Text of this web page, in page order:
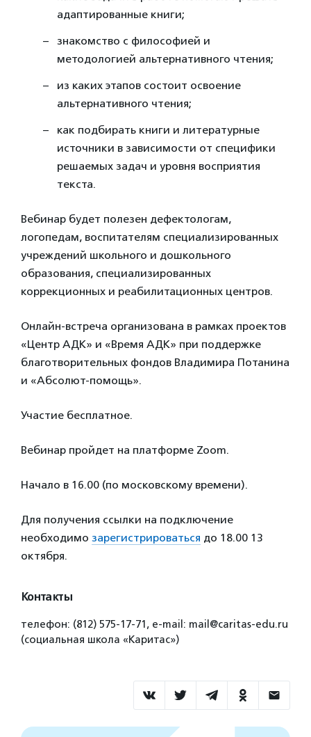
адаптированные книги;
знакомство с философией и
методологией альтернативного чтения;
из каких этапов состоит освоение
альтернативного чтения;
как подбирать книги и литературные
источники в зависимости от специфики
решаемых задач и уровня восприятия
текста.
Вебинар будет полезен дефектологам,
логопедам, воспитателям специализированных
учреждений школьного и дошкольного
образования, специализированных
коррекционных и реабилитационных центров.
Онлайн-встреча организована в рамках проектов
«Центр АДК» и «Время АДК» при поддержке
благотворительных фондов Владимира Потанина
и «Абсолют-помощь».
Участие бесплатное.
Вебинар пройдет на платформе Zoom.
Начало в 16.00 (по московскому времени).
Для получения ссылки на подключение
необходимо зарегистрироваться до 18.00 13
октября.
Контакты
телефон: (812) 575-17-71, e-mail: mail@caritas-edu.ru
(социальная школа «Каритас»)